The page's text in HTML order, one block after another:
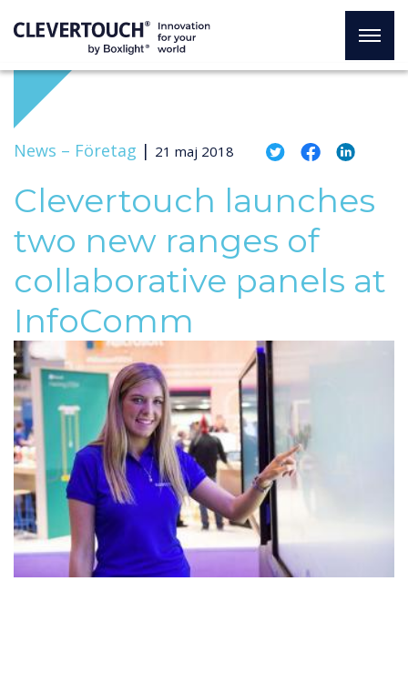
News – Företag | 21 maj 2018
Clevertouch launches
two new ranges of
collaborative panels at
InfoComm